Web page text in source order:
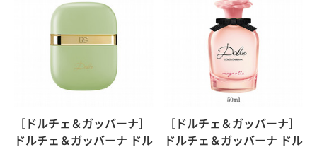
［ドルチェ＆ガッバーナ］
ドルチェ＆ガッバーナ ドル
［ドルチェ＆ガッバーナ］
ドルチェ＆ガッバーナ ドル